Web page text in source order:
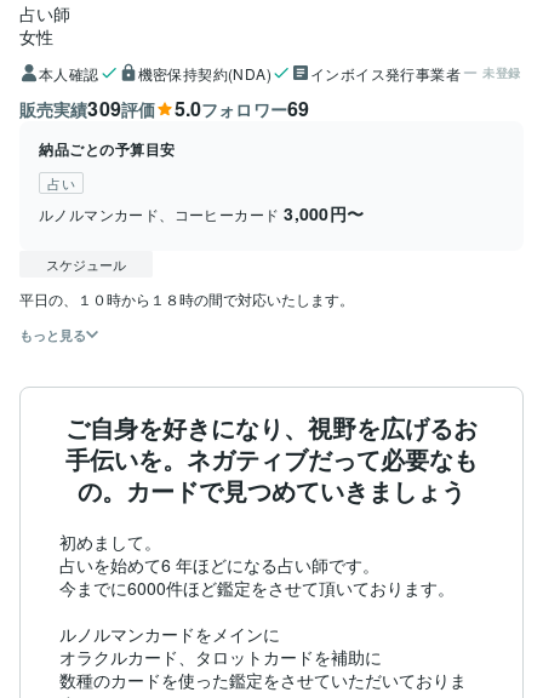
占い師
女性
本人確認 機密保持契約(NDA) インボイス発行事業者 未登録
販売実績309評価 5.0フォロワー69
納品ごとの予算目安
占い
ルノルマンカード、コーヒーカード 3,000円〜
スケジュール
平日の、１０時から１８時の間で対応いたします。
もっと見る
ご自身を好きになり、視野を広げるお
手伝いを。ネガティブだって必要なも
の。カードで見つめていきましょう
初めまして。
占いを始めて6 年ほどになる占い師です。
今までに6000件ほど鑑定をさせて頂いております。
ルノルマンカードをメインに
オラクルカード、タロットカードを補助に
数種のカードを使った鑑定をさせていただいておりま